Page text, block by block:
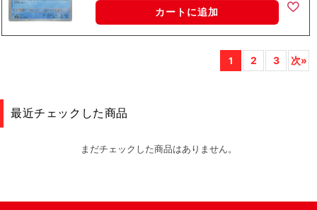
カートに追加
1 2 3 次»
最近チェックした商品
まだチェックした商品はありません。